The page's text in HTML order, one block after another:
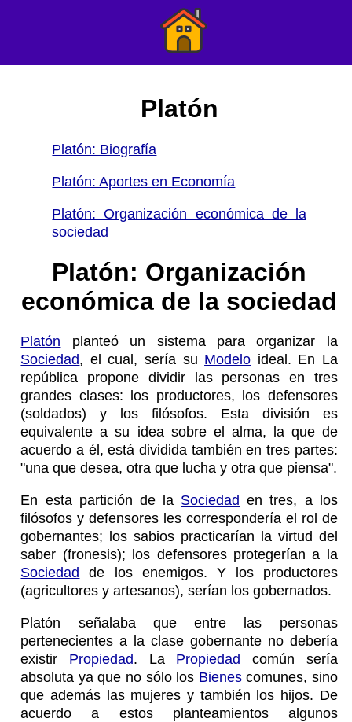
Platón
Platón: Biografía
Platón: Aportes en Economía
Platón: Organización económica de la
sociedad
Platón: Organización
económica de la sociedad
Platón planteó un sistema para organizar la
Sociedad, el cual, sería su Modelo ideal. En La
república propone dividir las personas en tres
grandes clases: los productores, los defensores
(soldados) y los filósofos. Esta división es
equivalente a su idea sobre el alma, la que de
acuerdo a él, está dividida también en tres partes:
"una que desea, otra que lucha y otra que piensa".
En esta partición de la Sociedad en tres, a los
filósofos y defensores les correspondería el rol de
gobernantes; los sabios practicarían la virtud del
saber (fronesis); los defensores protegerían a la
Sociedad
de los enemigos. Y los productores
(agricultores y artesanos), serían los gobernados.
Platón señalaba que entre las personas
pertenecientes a la clase gobernante no debería
existir Propiedad. La Propiedad
común sería
absoluta ya que no sólo los Bienescomunes, sino
que además las mujeres y también los hijos. De
acuerdo a estos planteamientos algunos